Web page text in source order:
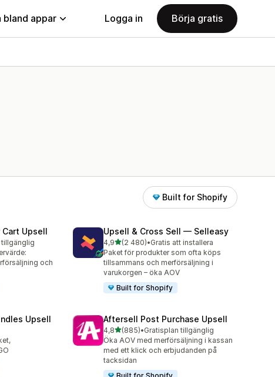
bland appar Logga in Börja gratis
Built for Shopify
Cart Upsell
tillgänglig
och
Upsell & Cross Sell — Selleasy
4,9av 5 stjärnor
(2 480)
2480 recensioner totalt
•Gratis att installera
Paket för produkter som ofta köps
tillsammans och merförsäljning i
varukorgen – öka AOV
Built for Shopify
Upsell Aftersell Post Purchase Upsell
4,8av 5 stjärnor
(885)
885 recensioner totalt
•Gratisplan tillgänglig
Öka AOV med merförsäljning i kassan
med ett klick och erbjudanden på
tacksidan